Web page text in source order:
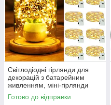
Світлодіодні гірлянди для
декорацій з батарейним
живленням, міні-гірлянди
довжиною 2 м, 20
світлодіодів, 12 шт.
Готово до відправки